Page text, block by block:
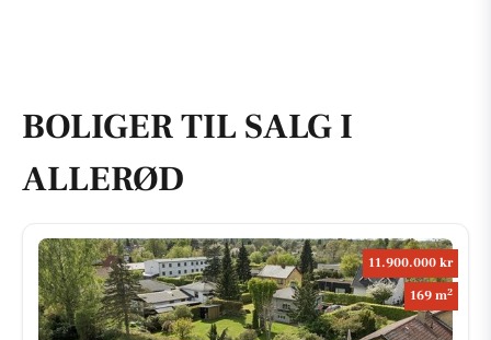
BOLIGER TIL SALG I
ALLERØD
11.900.000 kr
169 m2